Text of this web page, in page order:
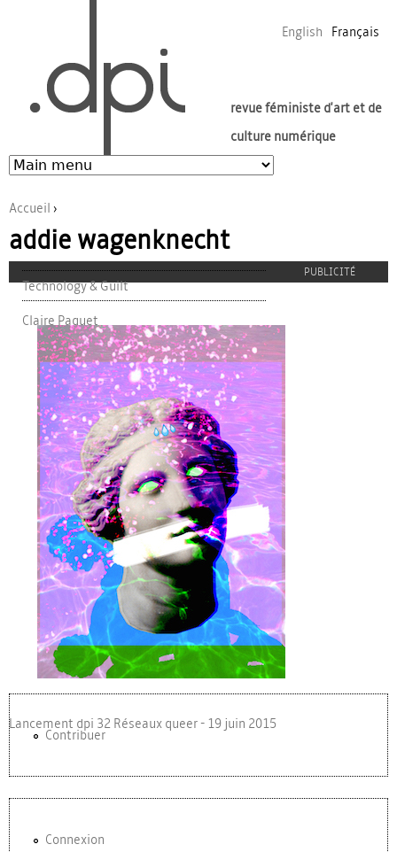
English
Français
revue féministe d'art et de
culture numérique
Vous êtes ici
Accueil ›
addie wagenknecht
Technology & Guilt
Claire Paquet
PUBLICITÉ
proulx_jessicamaccormack2015-
pub.jpg
Lancement dpi 32 Réseaux queer - 19 juin 2015
Contribuer
Connexion